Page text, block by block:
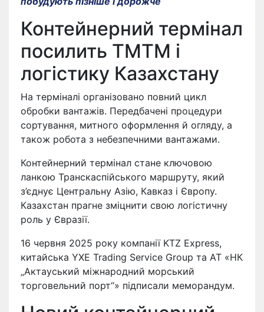
Контейнерний термінал
посилить ТМТМ і
логістику Казахстану
На терміналі організовано повний цикл
обробки вантажів. Передбачені процедури
сортування, митного оформлення й огляду, а
також робота з небезпечними вантажами.
Контейнерний термінал стане ключовою
ланкою Транскаспійського маршруту, який
з’єднує Центральну Азію, Кавказ і Європу.
Казахстан прагне зміцнити свою логістичну
роль у Євразії.
16 червня 2025 року компанії KTZ Express,
китайська YXE Trading Service Group та АТ «НК
„Актауський міжнародний морський
торговельний порт“» підписали меморандум.